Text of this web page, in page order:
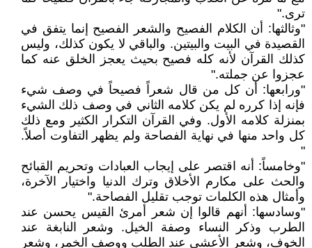
ترى."
"وثالثها: أن الكلام الفصيح والشعر الفصيح إنما يتفق في
القصيدة في البيت والبيتين. والباقي لا يكون كذلك، وليس
كذلك القرآن لأنه كله فصيح بحيث يعجز الخلق عنه كما
عجزوا عن جملته."
"ورابعها: أن كل من قال شعراً فصيحاً في وصف شيء
فإنه إذا كرره لم يكن كلامه الثاني في وصف ذلك الشيء
بمنزلة كلامه الأول. وفي القرآن التكرار الكثير ومع ذلك
كل واحد منها في نهاية الفصاحة ولم يظهر التفاوت أصلاً.
"
"وخامساً: أنه اقتصر على إيجاب العبادات وتحريم القبائح
والحث على مكارم الأخلاق وترك الدنيا واختيار الآخرة،
وأمثال هذه الكلمات توجب تقليل الفصاحة."
"وسادسها: أنهم قالوا إن شعر أمرئ القيس يحسن عند
الطرب وذكر النساء وصفة الخيل. وشعر النابغة عند
الخوف، وشعر الأعشى عند الطلب ووصف الخمر، وشعر